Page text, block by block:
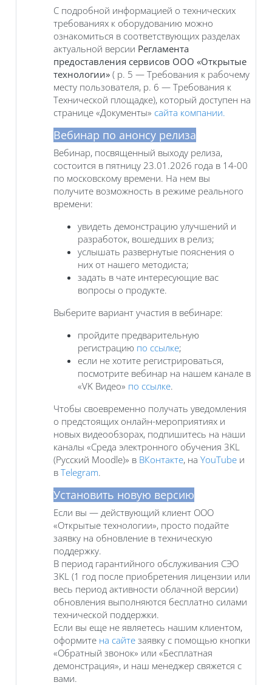
С подробной информацией о технических
требованиях к оборудованию можно
ознакомиться в соответствующих разделах
актуальной версии Регламента
предоставления сервисов ООО «Открытые
технологии» ( р. 5 — Требования к рабочему
месту пользователя, р. 6 — Требования к
Технической площадке), который доступен на
странице «Документы» сайта компании.
Вебинар по анонсу релиза
Вебинар, посвященный выходу релиза,
состоится в пятницу 23.01.2026 года в 14-00
по московскому времени. На нем вы
получите возможность в режиме реального
времени:
увидеть демонстрацию улучшений и
разработок, вошедших в релиз;
услышать развернутые пояснения о
них от нашего методиста;
задать в чате интересующие вас
вопросы о продукте.
Выберите вариант участия в вебинаре:
пройдите предварительную
регистрацию по ссылке;
если не хотите регистрироваться,
посмотрите вебинар на нашем канале в
«VK Видео» по ссылке.
Чтобы своевременно получать уведомления
о предстоящих онлайн-мероприятиях и
новых видеообзорах, подпишитесь на наши
каналы «Среда электронного обучения 3KL
(Русский Moodle)» в ВКонтакте, на YouTube и
в Telegram.
Установить новую версию
Если вы — действующий клиент ООО
«Открытые технологии», просто подайте
заявку на обновление в техническую
поддержку.
В период гарантийного обслуживания СЭО
3KL (1 год после приобретения лицензии или
весь период активности облачной версии)
обновления выполняются бесплатно силами
технической поддержки.
Если вы еще не являетесь нашим клиентом,
оформите на сайте заявку с помощью кнопки
«Обратный звонок» или «Бесплатная
демонстрация», и наш менеджер свяжется с
вами.